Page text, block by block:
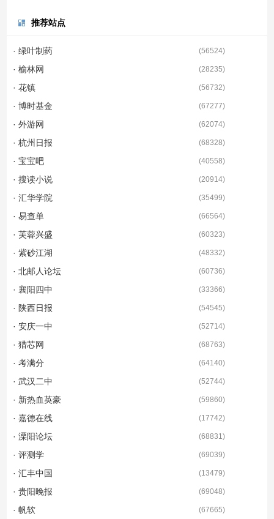
推荐站点
· 绿叶制药 (56524)
· 榆林网 (28235)
· 花镇 (56732)
· 博时基金 (67277)
· 外游网 (62074)
· 杭州日报 (68328)
· 宝宝吧 (40558)
· 搜读小说 (20914)
· 汇华学院 (35499)
· 易查单 (66564)
· 芙蓉兴盛 (60323)
· 紫砂江湖 (48332)
· 北邮人论坛 (60736)
· 襄阳四中 (33366)
· 陕西日报 (54545)
· 安庆一中 (52714)
· 猎芯网 (68763)
· 考满分 (64140)
· 武汉二中 (52744)
· 新热血英豪 (59860)
· 嘉德在线 (17742)
· 溧阳论坛 (68831)
· 评测学 (69039)
· 汇丰中国 (13479)
· 贵阳晚报 (69048)
· 帆软 (67665)